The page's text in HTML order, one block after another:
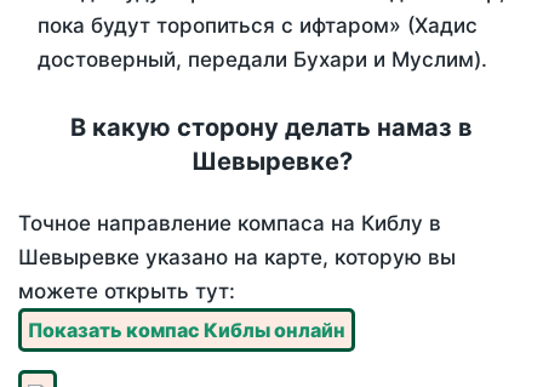
пока будут торопиться с ифтаром» (Хадис
достоверный, передали Бухари и Муслим).
В какую сторону делать намаз в
Шевыревке?
Точное направление компаса на Киблу в
Шевыревке указано на карте, которую вы
можете открыть тут:
Показать компас Киблы онлайн